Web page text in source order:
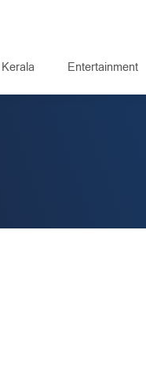
Kerala Entertainment